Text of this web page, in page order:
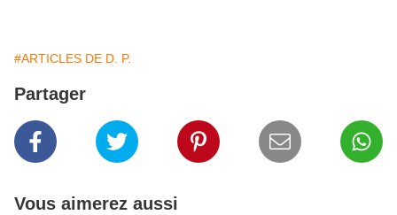
#ARTICLES DE D. P.
Partager
Vous aimerez aussi